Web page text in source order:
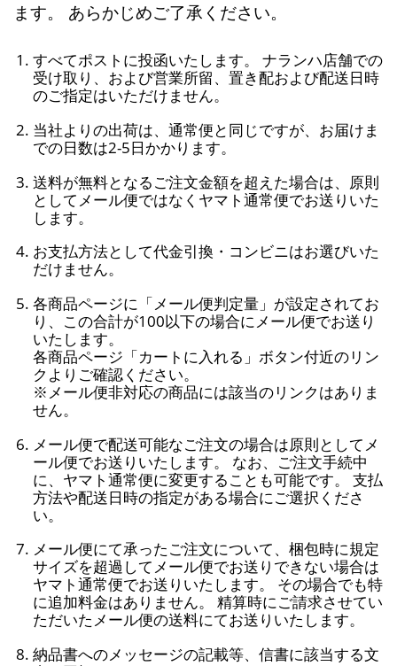
ます。 あらかじめご了承ください。
すべてポストに投函いたします。 ナランハ店舗での
受け取り、および営業所留、置き配および配送日時
のご指定はいただけません。
当社よりの出荷は、通常便と同じですが、お届けま
での日数は2-5日かかります。
送料が無料となるご注文金額を超えた場合は、原則
としてメール便ではなくヤマト通常便でお送りいた
します。
お支払方法として代金引換・コンビニはお選びいた
だけません。
各商品ページに「メール便判定量」が設定されてお
り、この合計が100以下の場合にメール便でお送り
いたします。
各商品ページ「カートに入れる」ボタン付近のリン
クよりご確認ください。
※メール便非対応の商品には該当のリンクはありま
せん。
メール便で配送可能なご注文の場合は原則としてメ
ール便でお送りいたします。 なお、ご注文手続中
に、ヤマト通常便に変更することも可能です。 支払
方法や配送日時の指定がある場合にご選択くださ
い。
メール便にて承ったご注文について、梱包時に規定
サイズを超過してメール便でお送りできない場合は
ヤマト通常便でお送りいたします。 その場合でも特
に追加料金はありません。 精算時にご請求させてい
ただいたメール便の送料にてお送りいたします。
納品書へのメッセージの記載等、信書に該当する文